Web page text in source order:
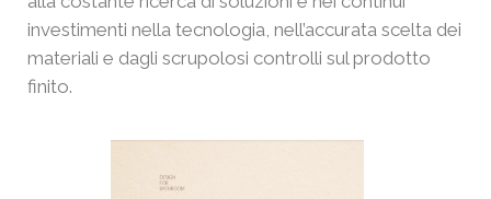
investimenti nella tecnologia, nell’accurata scelta dei
materiali e dagli scrupolosi controlli sul prodotto
finito.